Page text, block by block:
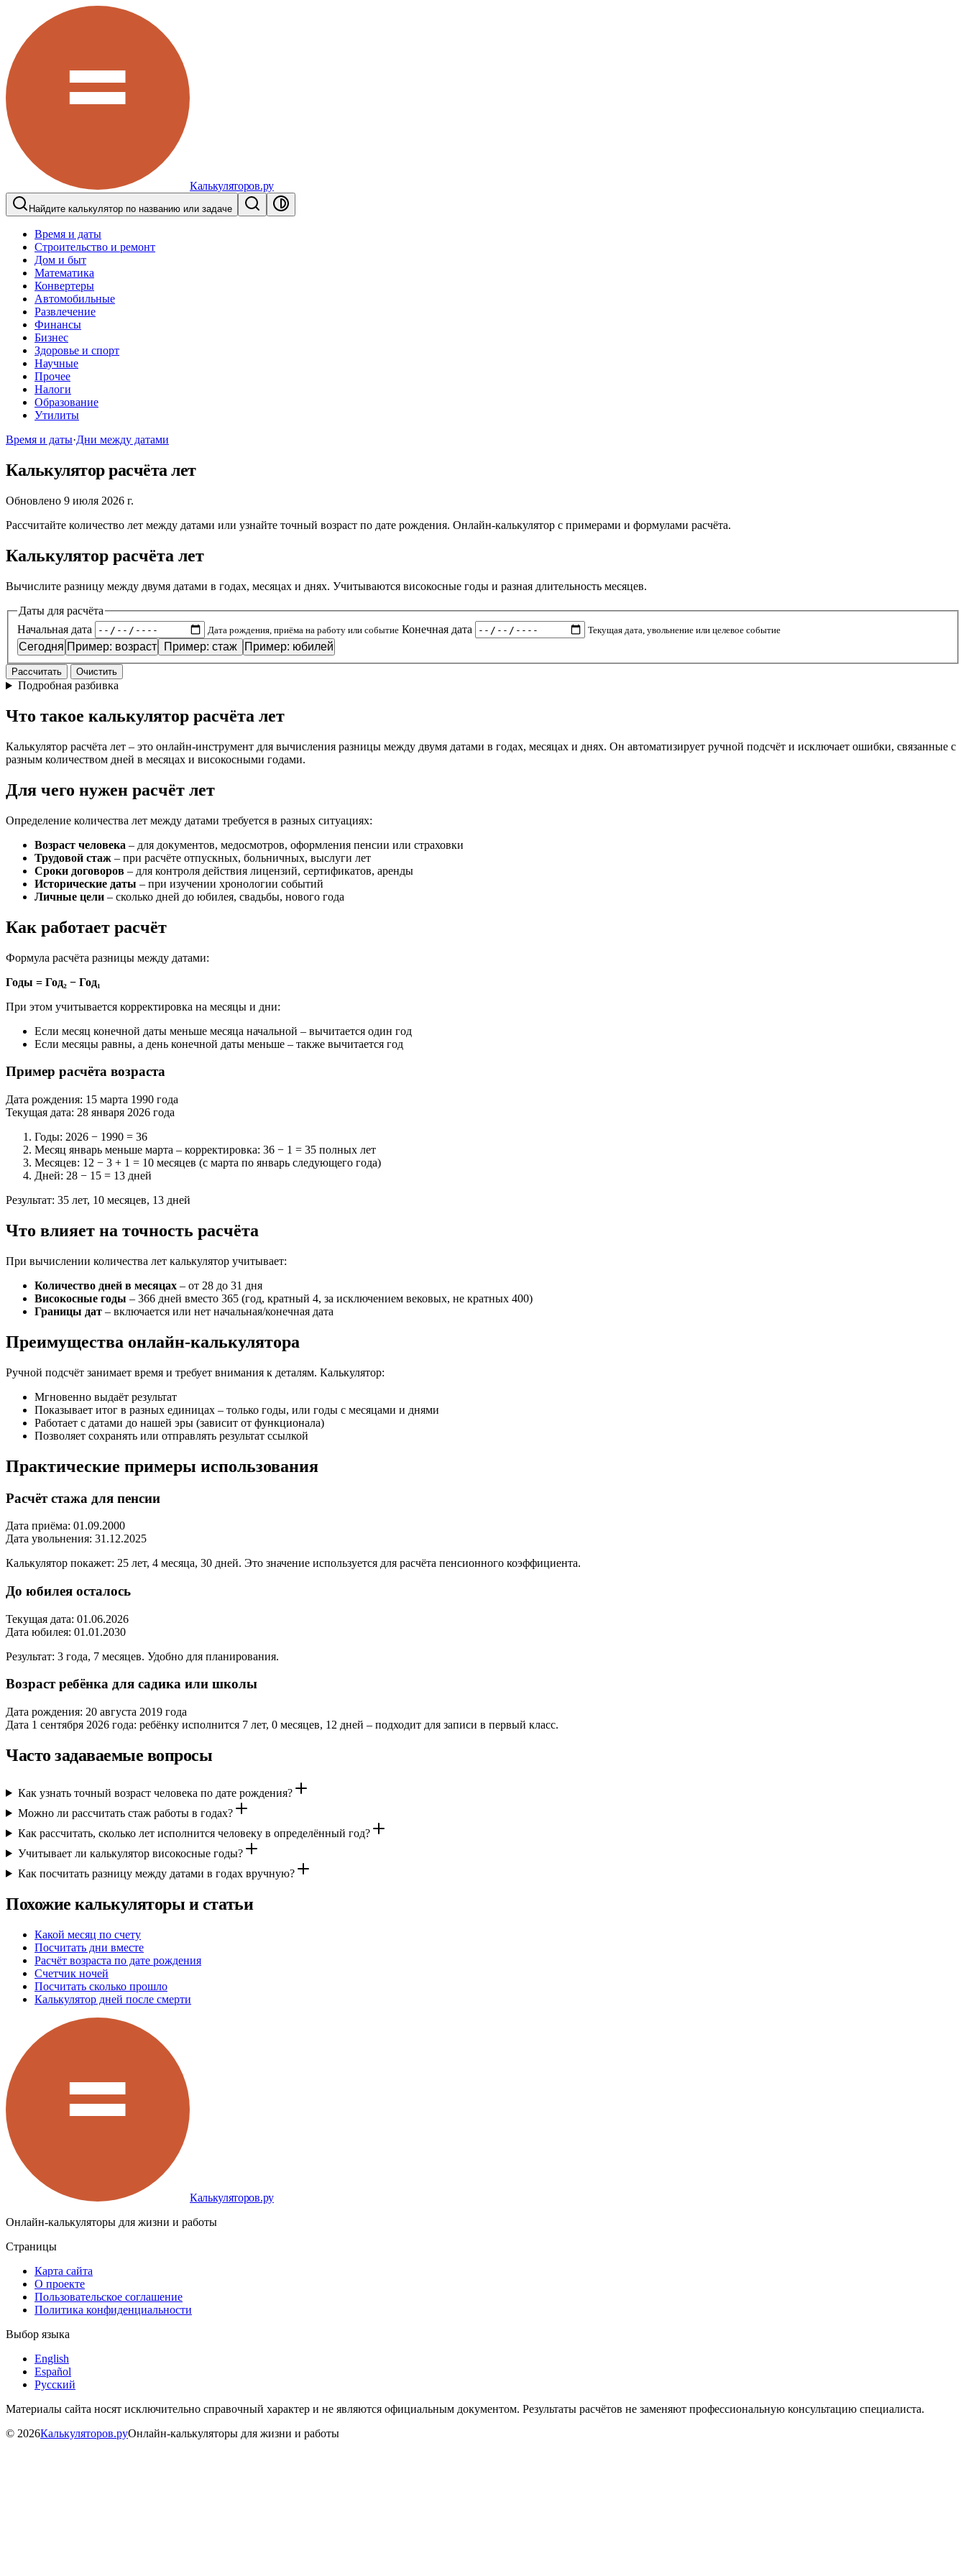
Калькуляторов.ру
Найдите калькулятор по названию или задаче
Время и даты
Строительство и ремонт
Дом и быт
Математика
Конвертеры
Автомобильные
Развлечение
Финансы
Бизнес
Здоровье и спорт
Научные
Прочее
Налоги
Образование
Утилиты
Время и даты·Дни между датами
Калькулятор расчёта лет
Обновлено 9 июля 2026 г.
Рассчитайте количество лет между датами или узнайте точный возраст по дате рождения. Онлайн-калькулятор с примерами и формулами расчёта.
Калькулятор расчёта лет
Вычислите разницу между двумя датами в годах, месяцах и днях. Учитываются високосные годы и разная длительность месяцев.
Даты для расчёта
Начальная дата
Дата рождения, приёма на работу или событие Конечная дата Текущая дата, увольнение или целевое событие
Сегодня Пример: возраст Пример: стаж Пример: юбилей
Рассчитать Очистить
Подробная разбивка
Что такое калькулятор расчёта лет
Калькулятор расчёта лет – это онлайн-инструмент для вычисления разницы между двумя датами в годах, месяцах и днях. Он автоматизирует ручной подсчёт и исключает ошибки, связанные с
разным количеством дней в месяцах и високосными годами.
Для чего нужен расчёт лет
Определение количества лет между датами требуется в разных ситуациях:
Возраст человека – для документов, медосмотров, оформления пенсии или страховки
Трудовой стаж – при расчёте отпускных, больничных, выслуги лет
Сроки договоров – для контроля действия лицензий, сертификатов, аренды
Исторические даты – при изучении хронологии событий
Личные цели – сколько дней до юбилея, свадьбы, нового года
Как работает расчёт
Формула расчёта разницы между датами:
Годы = Год₂ − Год₁
При этом учитывается корректировка на месяцы и дни:
Если месяц конечной даты меньше месяца начальной – вычитается один год
Если месяцы равны, а день конечной даты меньше – также вычитается год
Пример расчёта возраста
Дата рождения: 15 марта 1990 года
Текущая дата: 28 января 2026 года
Годы: 2026 − 1990 = 36
Месяц январь меньше марта – корректировка: 36 − 1 = 35 полных лет
Месяцев: 12 − 3 + 1 = 10 месяцев (с марта по январь следующего года)
Дней: 28 − 15 = 13 дней
Результат: 35 лет, 10 месяцев, 13 дней
Что влияет на точность расчёта
При вычислении количества лет калькулятор учитывает:
Количество дней в месяцах – от 28 до 31 дня
Високосные годы – 366 дней вместо 365 (год, кратный 4, за исключением вековых, не кратных 400)
Границы дат – включается или нет начальная/конечная дата
Преимущества онлайн-калькулятора
Ручной подсчёт занимает время и требует внимания к деталям. Калькулятор:
Мгновенно выдаёт результат
Показывает итог в разных единицах – только годы, или годы с месяцами и днями
Работает с датами до нашей эры (зависит от функционала)
Позволяет сохранять или отправлять результат ссылкой
Практические примеры использования
Расчёт стажа для пенсии
Дата приёма: 01.09.2000
Дата увольнения: 31.12.2025
Калькулятор покажет: 25 лет, 4 месяца, 30 дней. Это значение используется для расчёта пенсионного коэффициента.
До юбилея осталось
Текущая дата: 01.06.2026
Дата юбилея: 01.01.2030
Результат: 3 года, 7 месяцев. Удобно для планирования.
Возраст ребёнка для садика или школы
Дата рождения: 20 августа 2019 года
Дата 1 сентября 2026 года: ребёнку исполнится 7 лет, 0 месяцев, 12 дней – подходит для записи в первый класс.
Часто задаваемые вопросы
Как узнать точный возраст человека по дате рождения?
Можно ли рассчитать стаж работы в годах?
Как рассчитать, сколько лет исполнится человеку в определённый год?
Учитывает ли калькулятор високосные годы?
Как посчитать разницу между датами в годах вручную?
Похожие калькуляторы и статьи
Какой месяц по счету
Посчитать дни вместе
Расчёт возраста по дате рождения
Счетчик ночей
Посчитать сколько прошло
Калькулятор дней после смерти
Калькуляторов.ру
Онлайн-калькуляторы для жизни и работы
Страницы
Карта сайта
О проекте
Пользовательское соглашение
Политика конфиденциальности
Выбор языка
English
Español
Русский
Материалы сайта носят исключительно справочный характер и не являются официальным документом. Результаты расчётов не заменяют профессиональную консультацию специалиста.
© 2026Калькуляторов.руОнлайн-калькуляторы для жизни и работы